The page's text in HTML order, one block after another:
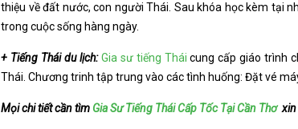
thiệu về đất nước, con người Thái. Sau khóa học kèm tại
trong cuộc sống hàng ngày.
+ Tiếng Thái du lịch: Gia sư tiếng Thái cung cấp giáo trình
Thái. Chương trinh tập trung vào các tình huống: Đặt vé
Mọi chi tiết cần tìm Gia Sư Tiếng Thái Cấp Tốc Tại Cần Thơ xin